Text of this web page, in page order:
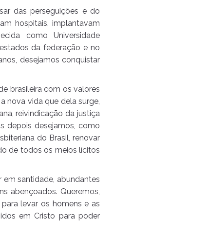
das perseguições e do
hospitais, implantavam
como Universidade
da federação e no
desejamos conquistar
brasileira com os valores
nova vida que dela surge,
reivindicação da justiça
depois desejamos, como
do Brasil, renovar
de todos os meios lícitos
em santidade, abundantes
abençoados. Queremos,
levar os homens e as
em Cristo para poder